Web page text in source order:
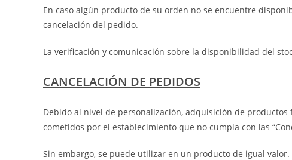
En caso algún producto de su orden no se encuentre
cancelación del pedido.
La verificación y comunicación sobre la disponibilidad del
CANCELACIÓN DE PEDIDOS
Debido al nivel de personalización, adquisición de
cometidos por el establecimiento que no cumpla con las
Sin embargo, se puede utilizar en un producto de igual valor.